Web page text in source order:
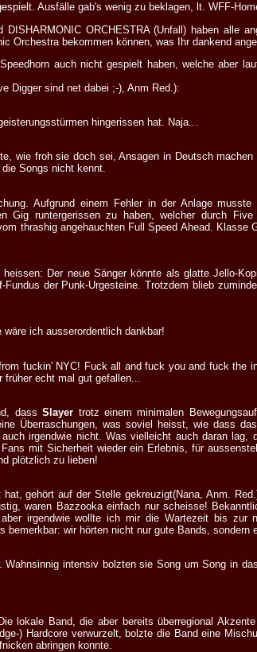
Ausfälle gab's wenig zu beklagen, lt. WFF-
ORCHESTRA (Unfall) haben alle
Orchestra bekommen können, was Ihr dankend
auch nicht gespielt haben, welche aber
Digger sind net dabei ;-), Anm Red.):
hingerissen hat. Naja...
wie froh sie doch sei, Ansagen in Deutsch
Songs nicht kennt.
Aufgrund einem Fehler in der Anlage
Gig runtergerissen zu haben, welcher durch Five
thrashig angehauchten Full Speed Ahead. Klasse
Der neue Sänger könnte als glatte Jello-
der Punk-Urgesteine. Trotzdem blieb
ich ausserordentlich dankbar!
fuckin' NYC! Fuck all and fuck you and fuck the
echt mal gut gefallen...
dassSlayer trotz einem minimalen
Überraschungen, was soviel heisst, wie dass
irgendwie nicht. Was vielleicht auch daran lag,
mit Sicherheit wieder ein Erlebnis, für
plötzlich zu lieben!
gehört auf der Stelle gekreuzigt(Nana, Anm.
waren Bazzooka einfach nur scheisse!
irgendwie wollte ich mir die Wartezeit bis zur
wir hörten nicht nur gute Bands, sondern
intensiv bolzten sie Song um Song in
lokale Band, die aber bereits überregional
) Hardcore verwurzelt, bolzte die Band eine
abringen konnte.